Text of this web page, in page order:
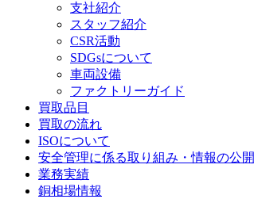
支社紹介
スタッフ紹介
CSR活動
SDGsについて
車両設備
ファクトリーガイド
買取品目
買取の流れ
ISOについて
安全管理に係る取り組み・情報の公開
業務実績
銅相場情報